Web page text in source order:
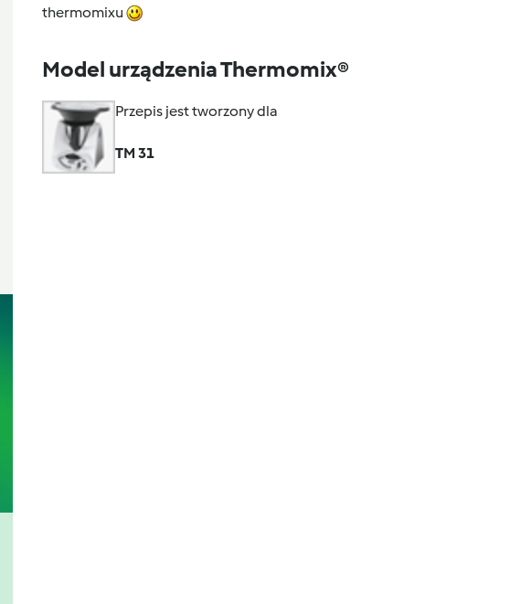
thermomixu
Model urządzenia Thermomix®
Przepis jest tworzony dla
TM 31